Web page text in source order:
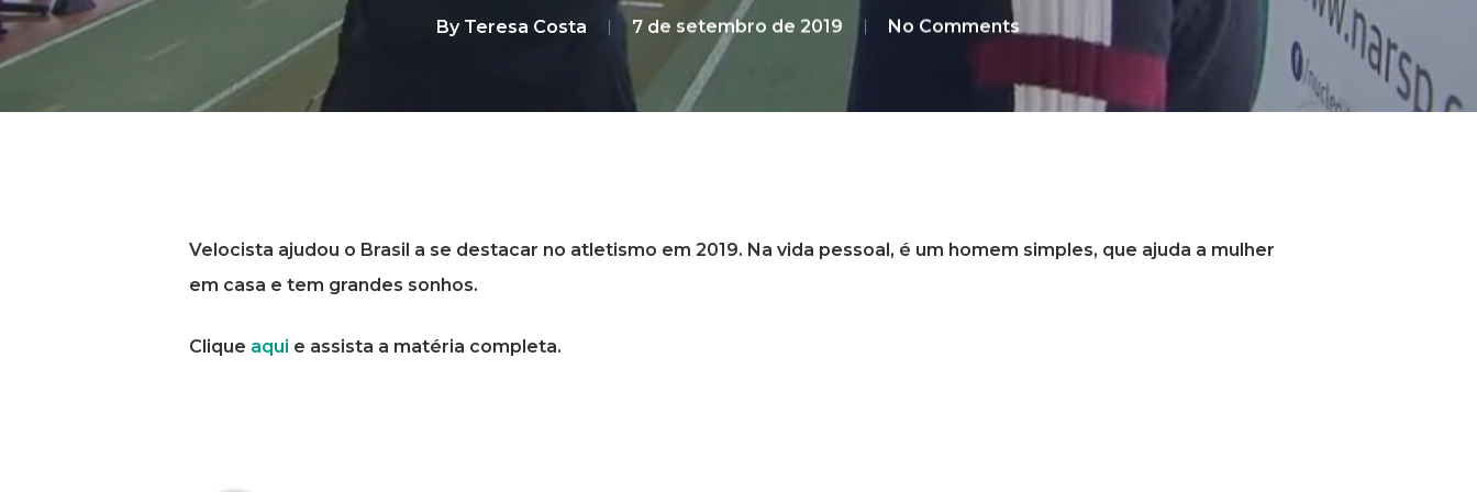
By Teresa Costa 7 de setembro de 2019 No Comments
Velocista ajudou o Brasil a se destacar no atletismo em 2019. Na vida pessoal, é um homem simples, que ajuda a mulher
em casa e tem grandes sonhos.
Clique aqui e assista a matéria completa.